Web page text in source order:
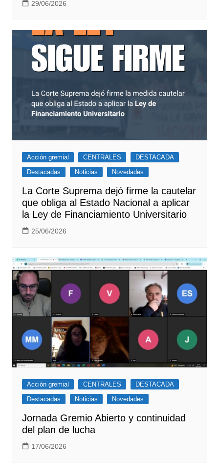
29/06/2026
Acción gremial CENTRALES
DESTACADA
Destacadas
Noticias Novedades
La Corte Suprema dejó firme la cautelar
que obliga al Estado Nacional a aplicar
la Ley de Financiamiento Universitario
25/06/2026
Acción gremial CENTRALES
DESTACADA
Destacadas
Noticias Novedades
Jornada Gremio Abierto y continuidad
del plan de lucha
17/06/2026